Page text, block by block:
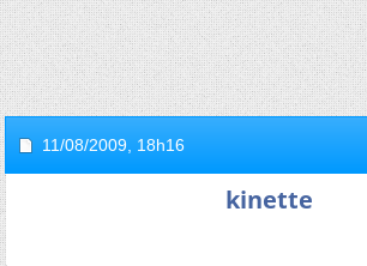
11/08/2009, 18h16
kinette